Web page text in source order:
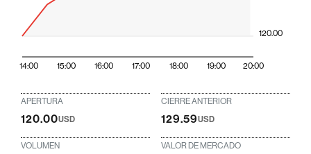
14:00 15:00 16:00 17:00 18:00 19:00 20:00
120.00
APERTURA
120.00USD
CIERRE ANTERIOR
129.59USD
VOLUMEN VALOR DE MERCADO